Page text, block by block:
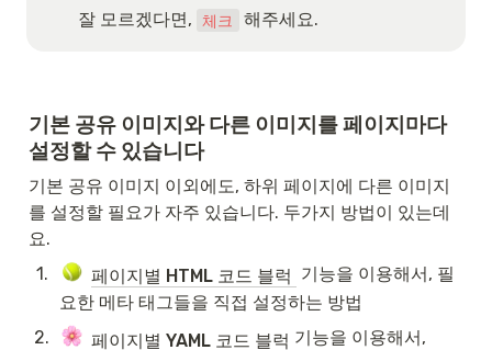
잘 모르겠다면, 체크 해주세요.
기본 공유 이미지와 다른 이미지를 페이지마다
설정할 수 있습니다
기본 공유 이미지 이외에도, 하위 페이지에 다른 이미지
를 설정할 필요가 자주 있습니다. 두가지 방법이 있는데
요.
1 . 페이지별 HTML 코드 블럭 기능을 이용해서, 필
요한 메타 태그들을 직접 설정하는 방법
2. 페이지별 YAML 코드 블럭